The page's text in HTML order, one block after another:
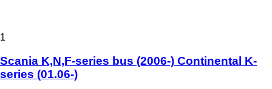
1
Scania K,N,F-series bus (2006-) Continental K-
series (01.06-)